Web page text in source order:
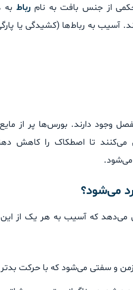
از جنس بافت به نامرباط
آسیب به رباط‌ها (کشیدگی یا
وجود دارند. بورس‌ها پر از
تا اصطکاک را کاهش
می‌شود؟
که آسیب به هر یک از این
مزمن و سفتی می‌شود که با حرکت